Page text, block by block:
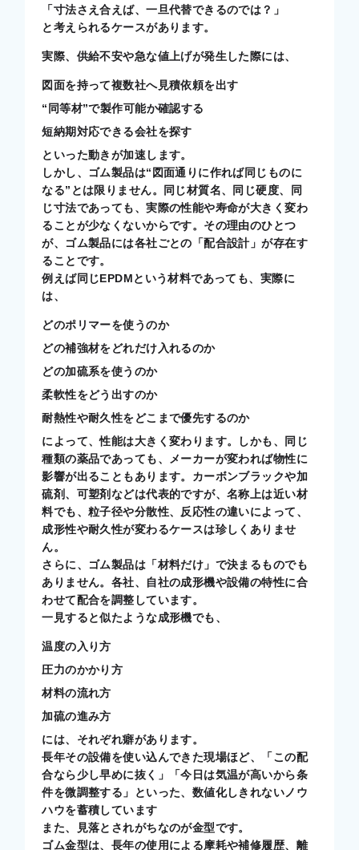
「寸法さえ合えば、一旦代替できるのでは？」
と考えられるケースがあります。
実際、供給不安や急な値上げが発生した際には、
図面を持って複数社へ見積依頼を出す
“同等材”で製作可能か確認する
短納期対応できる会社を探す
といった動きが加速します。
しかし、ゴム製品は“図面通りに作れば同じものに
なる”とは限りません。同じ材質名、同じ硬度、同
じ寸法であっても、実際の性能や寿命が大きく変わ
ることが少なくないからです。その理由のひとつ
が、ゴム製品には各社ごとの「配合設計」が存在す
ることです。
例えば同じEPDMという材料であっても、実際に
は、
どのポリマーを使うのか
どの補強材をどれだけ入れるのか
どの加硫系を使うのか
柔軟性をどう出すのか
耐熱性や耐久性をどこまで優先するのか
によって、性能は大きく変わります。しかも、同じ
種類の薬品であっても、メーカーが変われば物性に
影響が出ることもあります。カーボンブラックや加
硫剤、可塑剤などは代表的ですが、名称上は近い材
料でも、粒子径や分散性、反応性の違いによって、
成形性や耐久性が変わるケースは珍しくありませ
ん。
さらに、ゴム製品は「材料だけ」で決まるものでも
ありません。各社、自社の成形機や設備の特性に合
わせて配合を調整しています。
一見すると似たような成形機でも、
温度の入り方
圧力のかかり方
材料の流れ方
加硫の進み方
には、それぞれ癖があります。
長年その設備を使い込んできた現場ほど、「この配
合なら少し早めに抜く」「今日は気温が高いから条
件を微調整する」といった、数値化しきれないノウ
ハウを蓄積しています
また、見落とされがちなのが金型です。
ゴム金型は、長年の使用による摩耗や補修履歴、離